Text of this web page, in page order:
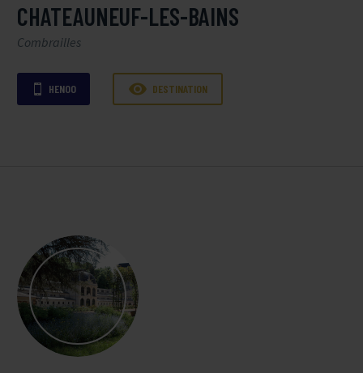
CHATEAUNEUF-LES-BAINS
Combrailles
 HENOO  DESTINATION